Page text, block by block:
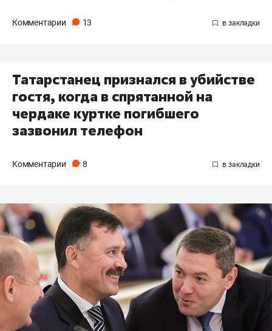
Комментарии 13
Татарстанец признался в убийстве
гостя, когда в спрятанной на
чердаке куртке погибшего
зазвонил телефон
Комментарии 8